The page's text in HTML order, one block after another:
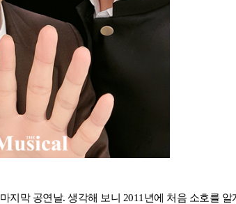
지막 공연날. 생각해 보니 2011년에 처음 소호를